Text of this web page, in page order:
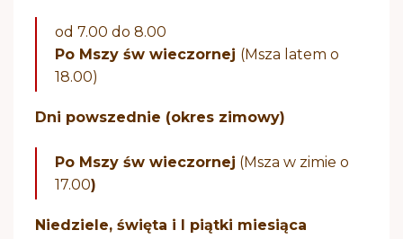
od 7.00 do 8.00
Po Mszy św wieczornej (Msza latem o
18.00)
Dni powszednie (okres zimowy)
Po Mszy św wieczornej (Msza w zimie o
17.00)
Niedziele, święta i I piątki miesiąca